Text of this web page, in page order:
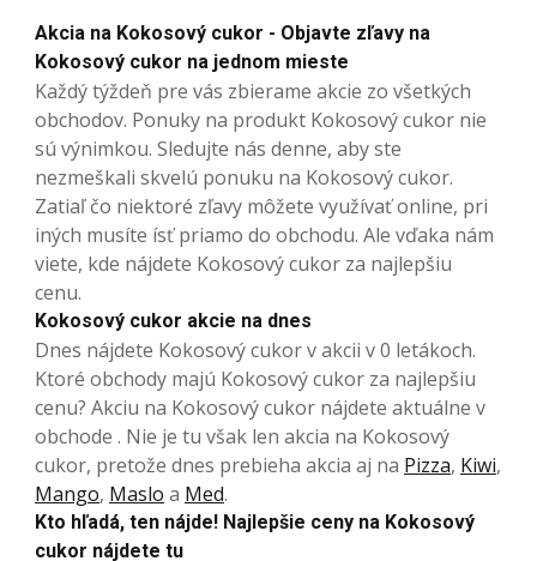
Akcia na Kokosový cukor - Objavte zľavy na
Kokosový cukor na jednom mieste
Každý týždeň pre vás zbierame akcie zo všetkých
obchodov. Ponuky na produkt Kokosový cukor nie
sú výnimkou. Sledujte nás denne, aby ste
nezmeškali skvelú ponuku na Kokosový cukor.
Zatiaľ čo niektoré zľavy môžete využívať online, pri
iných musíte ísť priamo do obchodu. Ale vďaka nám
viete, kde nájdete Kokosový cukor za najlepšiu
cenu.
Kokosový cukor akcie na dnes
Dnes nájdete Kokosový cukor v akcii v 0 letákoch.
Ktoré obchody majú Kokosový cukor za najlepšiu
cenu? Akciu na Kokosový cukor nájdete aktuálne v
obchode . Nie je tu však len akcia na Kokosový
cukor, pretože dnes prebieha akcia aj na Pizza, Kiwi,
Mango, Maslo a Med.
Kto hľadá, ten nájde! Najlepšie ceny na Kokosový
cukor nájdete tu